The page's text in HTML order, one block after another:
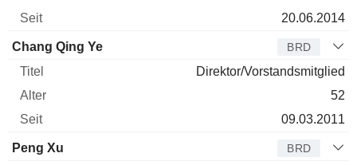
20.06.2014
Chang Qing Ye BRD
Direktor/Vorstandsmitglied
52
09.03.2011
Peng Xu BRD